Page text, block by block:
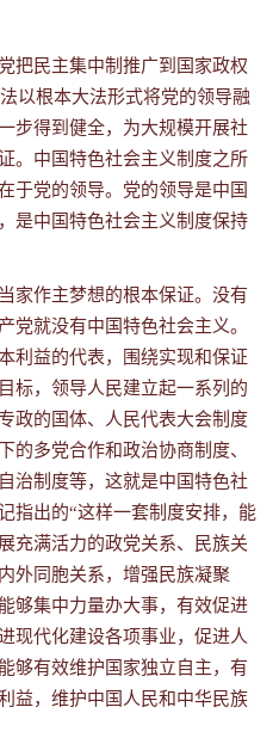
把民主集中制推广到国家政权
以根本大法形式将党的领导融
步得到健全，为大规模开展社
。中国特色社会主义制度之所
于党的领导。党的领导是中国
是中国特色社会主义制度保持
家作主梦想的根本保证。没有
党就没有中国特色社会主义。
利益的代表，围绕实现和保证
标，领导人民建立起一系列的
政的国体、人民代表大会制度
的多党合作和政治协商制度、
治制度等，这就是中国特色社
指出的“这样一套制度安排，能
充满活力的政党关系、民族关
外同胞关系，增强民族凝聚
够集中力量办大事，有效促进
现代化建设各项事业，促进人
够有效维护国家独立自主，有
益，维护中国人民和中华民族